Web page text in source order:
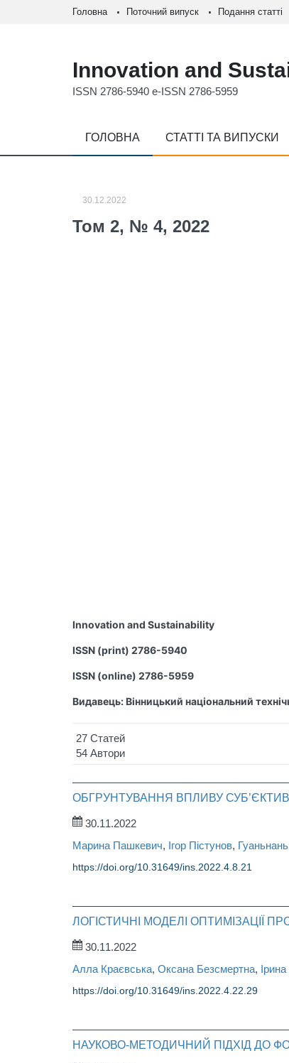
Головна Поточний випуск Подання статті
Innovation and
ISSN 2786-5940 e-ISSN 2786-5959
ГОЛОВНА СТАТТІ ТА ВИПУСКИ
30.12.2022
Том 2, № 4, 2022
Innovation and Sustainability
ISSN (print) 2786-5940
ISSN (online) 2786-5959
Видавець: Вінницький національний
27 Статей
54 Автори
ОБГРУНТУВАННЯ ВПЛИВУ
30.11.2022
Марина Пашкевич, Ігор Пістунов, Гуаньнань
https://doi.org/10.31649/ins.2022.4.8.21
ЛОГІСТИЧНІ МОДЕЛІ ОПТИМІЗАЦІЇ
30.11.2022
Алла Краєвська, Оксана Безсмертна,
https://doi.org/10.31649/ins.2022.4.22.29
НАУКОВО-МЕТОДИЧНИЙ ПІДХІД ДО